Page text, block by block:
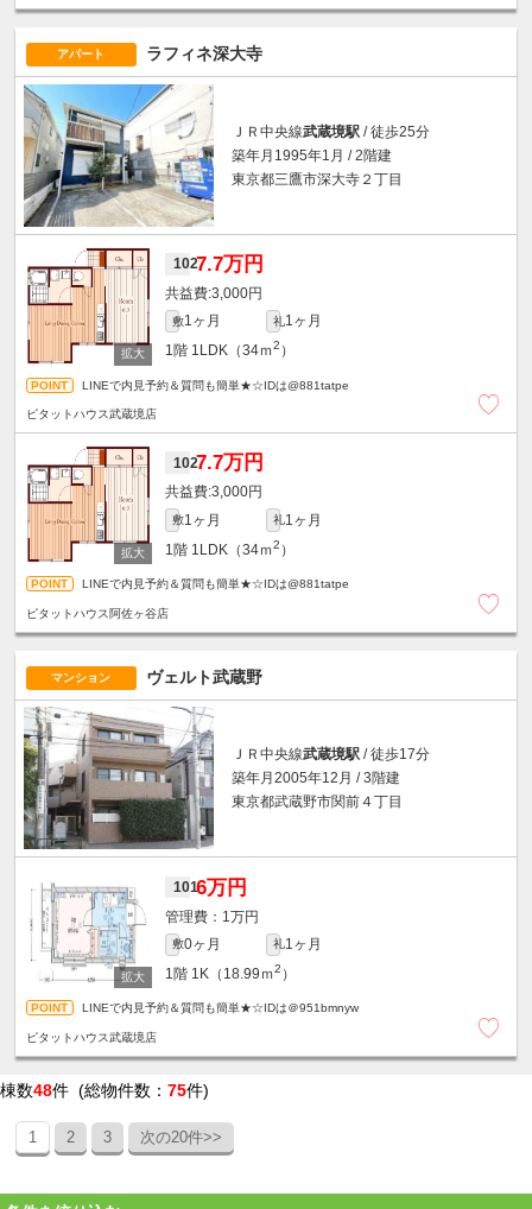
アパート ラフィネ深大寺
ＪＲ中央線武蔵境駅 / 徒歩25分
築年月1995年1月 / 2階建
東京都三鷹市深大寺２丁目
1027.7万円
3,000円
敷1ヶ月 礼1ヶ月
1階 1LDK（34ｍ2 ）
LINEで内見予約＆質問も簡単★☆IDは@881tatpe
ピタットハウス武蔵境店
1027.7万円
3,000円
敷1ヶ月 礼1ヶ月
1階 1LDK（34ｍ2 ）
LINEで内見予約＆質問も簡単★☆IDは@881tatpe
ピタットハウス阿佐ヶ谷店
マンション ヴェルト武蔵野
ＪＲ中央線武蔵境駅 / 徒歩17分
築年月2005年12月 / 3階建
東京都武蔵野市関前４丁目
1016万円
1万円
敷0ヶ月 礼1ヶ月
1階 1K（18.99ｍ2 ）
LINEで内見予約＆質問も簡単★☆IDは＠951bmnyw
ピタットハウス武蔵境店
棟数48件 (総物件数： 75件)
1 2 3 次の20件>>